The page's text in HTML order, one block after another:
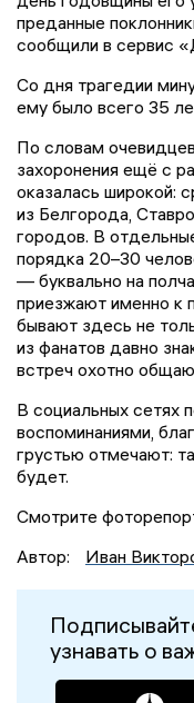
преданные
сообщили в сервис
Со дня трагедии
ему было всего 35
По словам
захоронения ещё с
оказалась широкой:
из Белгорода,
городов. В
порядка 20–30
— буквально на
приезжают именно к
бывают здесь не
из фанатов давно
встреч охотно
В социальных сетях
воспоминаниями,
грустью отмечают:
будет.
Смотрите
Автор:
Иван
узнавать о